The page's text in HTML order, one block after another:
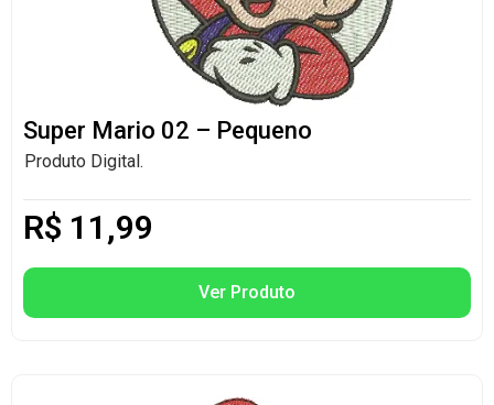
Super Mario 02 – Pequeno
Produto Digital.
R$ 11,99
Ver Produto